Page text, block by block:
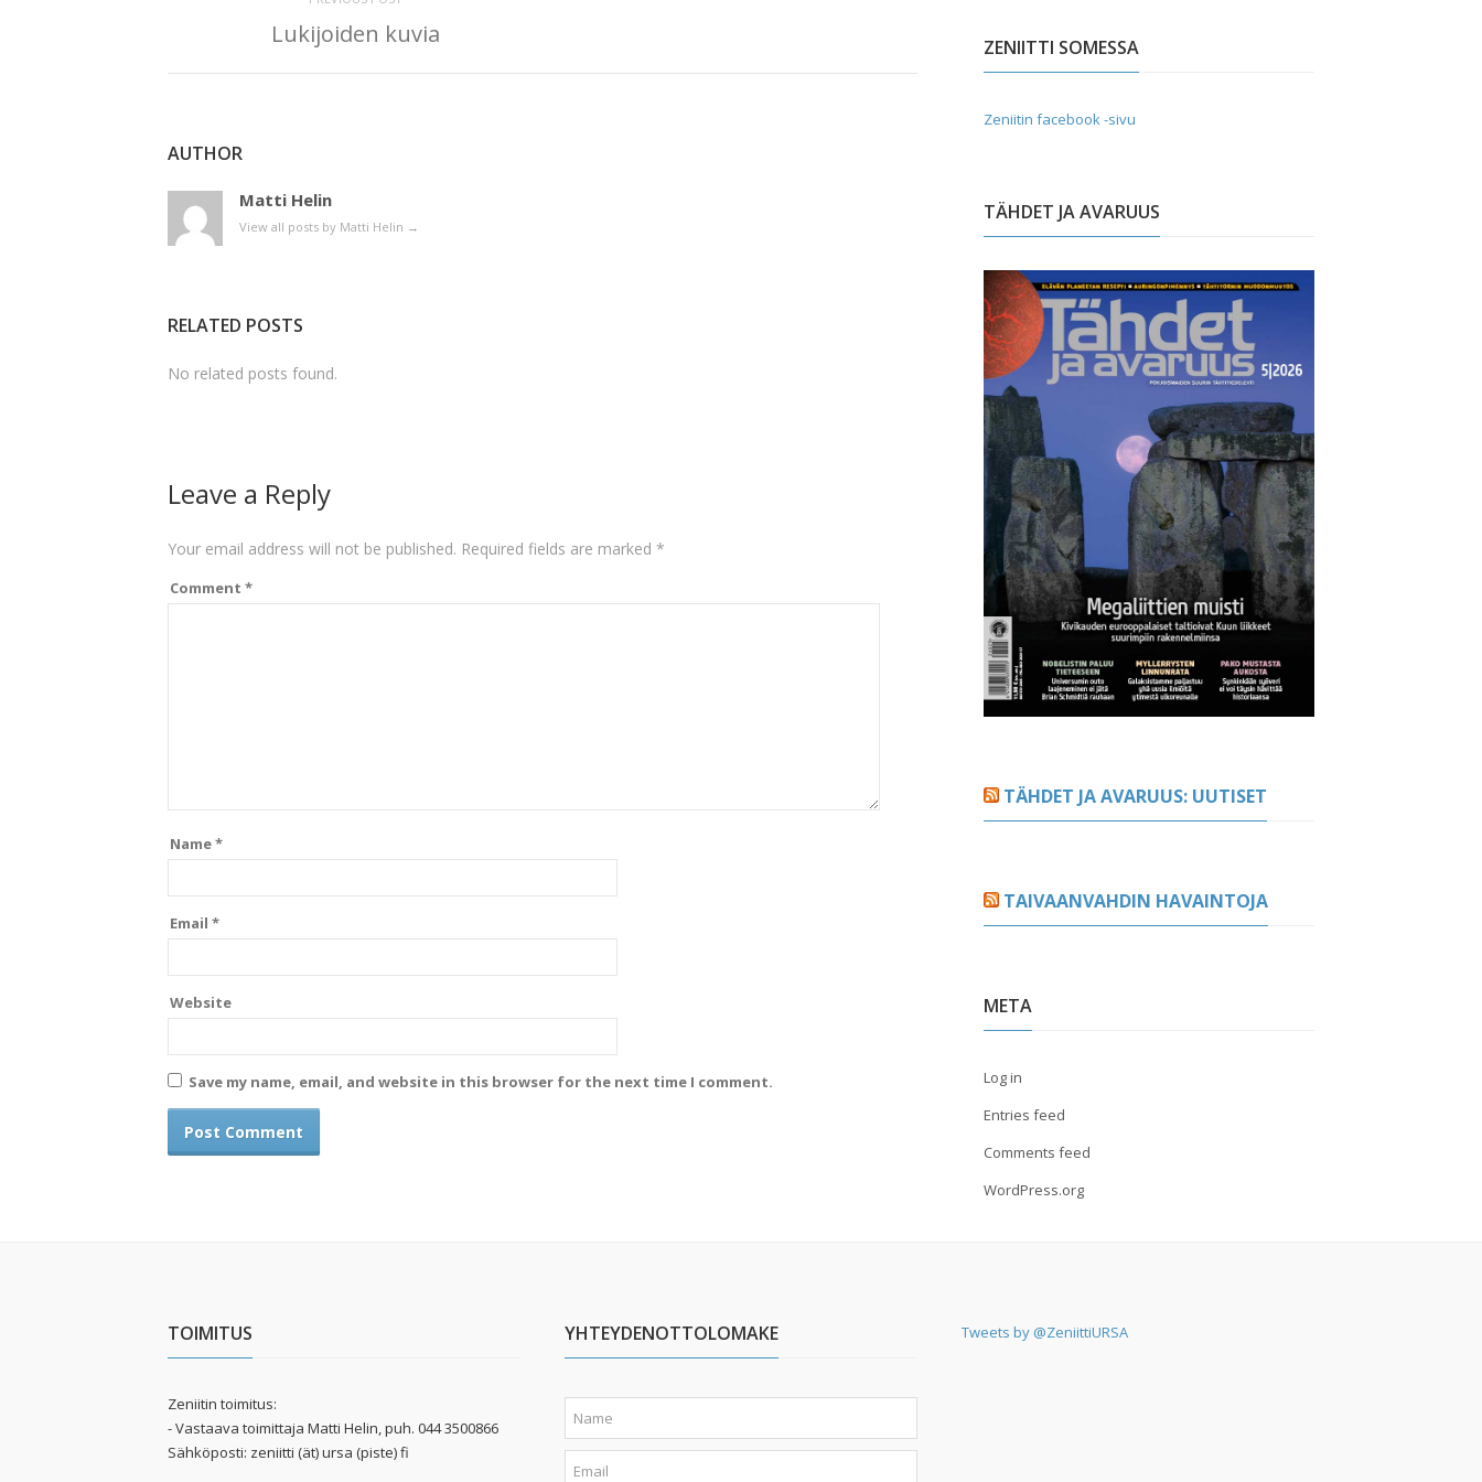
Lukijoiden kuvia
AUTHOR
Matti Helin
View all posts by Matti Helin →
RELATED POSTS
No related posts found.
Leave a Reply
Your email address will not be published. Required fields are marked *
Comment *
Name*
Email *
Website
Save my name, email, and website in this browser for the next time I comment.
ZENIITTI SOMESSA
Zeniitin facebook -sivu
TÄHDET JA AVARUUS
TÄHDET JA AVARUUS: UUTISET
TAIVAANVAHDIN HAVAINTOJA
META
Log in
Entries feed
Comments feed
WordPress.org
TOIMITUS
Zeniitin toimitus:
- Vastaava toimittaja Matti Helin, puh. 044 3500866
Sähköposti: zeniitti (ät) ursa (piste) fi
YHTEYDENOTTOLOMAKE Tweets by @ZeniittiURSA